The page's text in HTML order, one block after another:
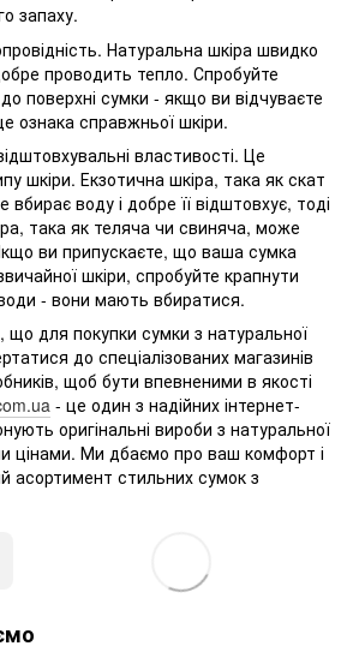
запаху.
Натуральна шкіра швидко
проводить тепло. Спробуйте
поверхні сумки - якщо ви відчуваєте
ознака справжньої шкіри.
властивості. Це
шкіри. Екзотична шкіра, така як скат
вбирає воду і добре її відштовхує, тоді
така як теляча чи свиняча, може
ви припускаєте, що ваша сумка
шкіри, спробуйте крапнути
- вони мають вбиратися.
для покупки сумки з натуральної
до спеціалізованих магазинів
щоб бути впевненими в якості
- це один з надійних інтернет-
оригінальні вироби з натуральної
цінами. Ми дбаємо про ваш комфорт і
асортимент стильних сумок з